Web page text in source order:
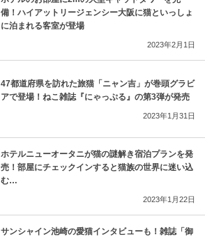
備！ハイアットリージェンシー大阪に猫といっしょ
に泊まれる客室が登場
2023年2月1日
47都道府県を訪れた旅猫「ニャン吉」が巻頭グラビ
アで登場！ねこ雑誌『にゃっぷる』の第3弾が発売
2023年1月31日
ホテルニューオータニが猫の謎解き宿泊プランを発
売！部屋にチェックインすると猫族の世界に迷い込
む…
2023年1月22日
サンシャイン池崎の愛猫インタビューも！雑誌「御